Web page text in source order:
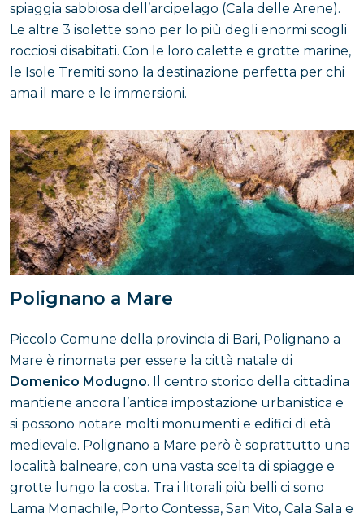
spiaggia sabbiosa dell’arcipelago (Cala delle Arene).
Le altre 3 isolette sono per lo più degli enormi scogli
rocciosi disabitati. Con le loro calette e grotte marine,
le Isole Tremiti sono la destinazione perfetta per chi
ama il mare e le immersioni.
Polignano a Mare
Piccolo Comune della provincia di Bari, Polignano a
Mare è rinomata per essere la città natale di
Domenico Modugno. Il centro storico della cittadina
mantiene ancora l’antica impostazione urbanistica e
si possono notare molti monumenti e edifici di età
medievale. Polignano a Mare però è soprattutto una
località balneare, con una vasta scelta di spiagge e
grotte lungo la costa. Tra i litorali più belli ci sono
Lama Monachile, Porto Contessa, San Vito, Cala Sala e